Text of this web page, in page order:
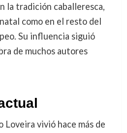
la tradición caballeresca,
como en el resto del
Su influencia siguió
de muchos autores
Loveira vivió hace más de